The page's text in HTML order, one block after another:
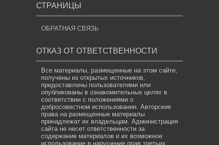
СТРАНИЦЫ
ОБРАТНАЯ СВЯЗЬ
ОТКАЗ ОТ ОТВЕТСТВЕННОСТИ
Все материалы, размещенные на этом сайте,
получены из открытых источников,
предоставлены пользователями или
опубликованы в ознакомительных целях в
соответствии с положениями о
добросовестном использовании. Авторские
права на размещенные материалы
принадлежат их владельцам. Администрация
сайта не несет ответственности за
содержание материалов и их возможное
использование в нарушение прав третьих